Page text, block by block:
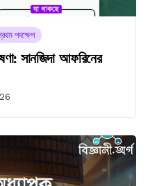
পদক্ষেপ
সানজিদা আফরিনের